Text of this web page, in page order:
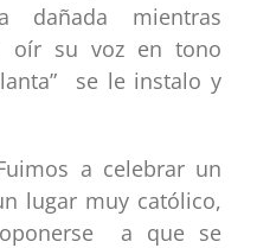
dañada mientras
oír su voz en tono
se le instalo y
a celebrar un
lugar muy católico,
a que se